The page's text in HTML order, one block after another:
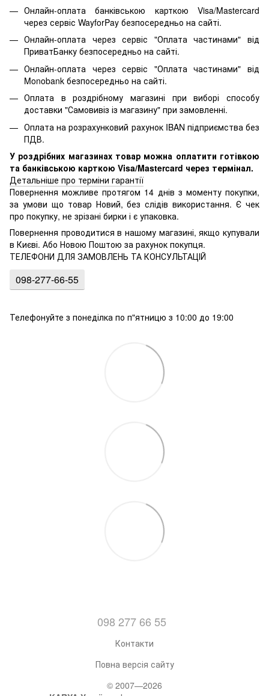
Онлайн-оплата банківською карткою Visa/Mastercard
через сервіс WayforPay безпосередньо на сайті.
Онлайн-оплата через сервіс "Оплата частинами" від
ПриватБанку безпосередньо на сайті.
Онлайн-оплата через сервіс "Оплата частинами" від
Monobank безпосередньо на сайті.
Оплата в роздрібному магазині при виборі способу
доставки "Самовивіз із магазину" при замовленні.
Оплата на розрахунковий рахунок IBAN підприємства без
ПДВ.
У роздрібних магазинах товар можна оплатити готівкою
та банківською карткою Visa/Mastercard через термінал.
Детальніше про терміни гарантії
Повернення можливе протягом 14 днів з моменту покупки,
за умови що товар Новий, без слідів використання. Є чек
про покупку, не зрізані бирки і є упаковка.
Повернення проводитися в нашому магазині, якщо купували
в Києві. Або Новою Поштою за рахунок покупця.
ТЕЛЕФОНИ ДЛЯ ЗАМОВЛЕНЬ ТА КОНСУЛЬТАЦІЙ
098-277-66-55
Телефонуйте з понеділка по п"ятницю з 10:00 до 19:00
098 277 66 55
Контакти
Повна версія сайту
© 2007—2026